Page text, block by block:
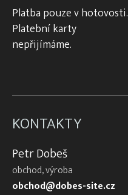
Platba pouze v hotovosti.
Platební karty
nepřijímáme.
KONTAKTY
Petr Dobeš
obchod, výroba
obchod@dobes-site.cz